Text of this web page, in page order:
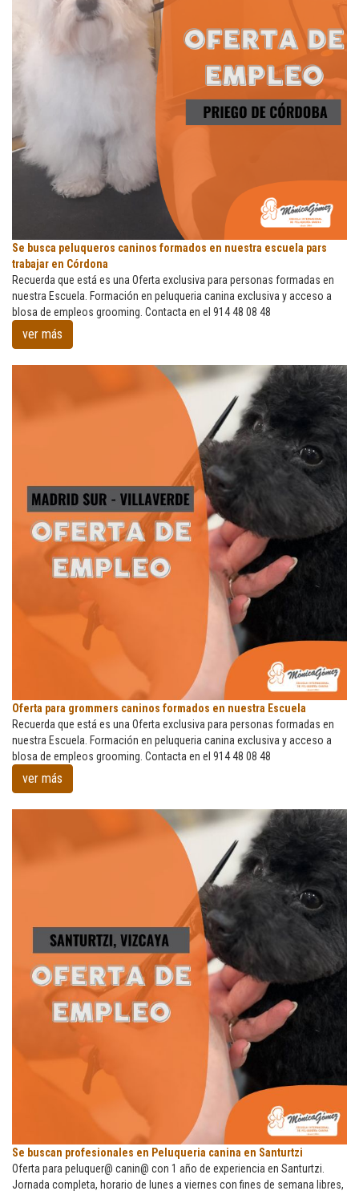
Se
busca
peluqueros
caninos
formados
Se busca peluqueros caninos formados en nuestra escuela pars
trabajar en Córdona
Recuerda que está es una Oferta exclusiva para personas formadas en
nuestra Escuela. Formación en peluqueria canina exclusiva y acceso a
blosa de empleos grooming. Contacta en el 914 48 08 48
ver más
Oferta
para
grommers
caninos
formados
Oferta para grommers caninos formados en nuestra Escuela
Recuerda que está es una Oferta exclusiva para personas formadas en
nuestra Escuela. Formación en peluqueria canina exclusiva y acceso a
blosa de empleos grooming. Contacta en el 914 48 08 48
ver más
Se
buscan
profesionales
Se buscan profesionales en Peluqueria canina en Santurtzi
Oferta para peluquer@ canin@ con 1 año de experiencia en Santurtzi.
Jornada completa, horario de lunes a viernes con fines de semana libres,